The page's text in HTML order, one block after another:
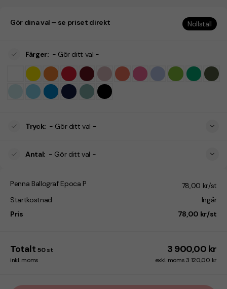
Gör dina val – se priset direkt Nollställ
Färger: - Gör ditt val -
Tryck: - Gör ditt val -
Antal: - Gör ditt val -
Penna Ballograf Epoca P
78,00 kr/st
Startkostnad
Ingår
Pris
78,00 kr/st
Totalt 50 st 3 900,00 kr
inkl. moms exkl. moms 3 120,00 kr